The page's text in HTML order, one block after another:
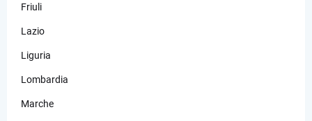
Friuli
Lazio
Liguria
Lombardia
Marche